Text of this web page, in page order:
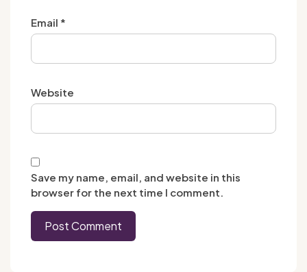
Email *
Website
Save my name, email, and website in this
browser for the next time I comment.